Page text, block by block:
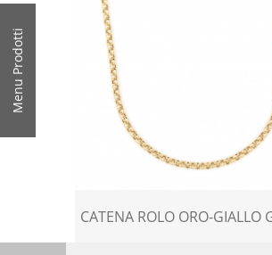
CATENA ROLO ORO-GIALLO
Menu Prodotti